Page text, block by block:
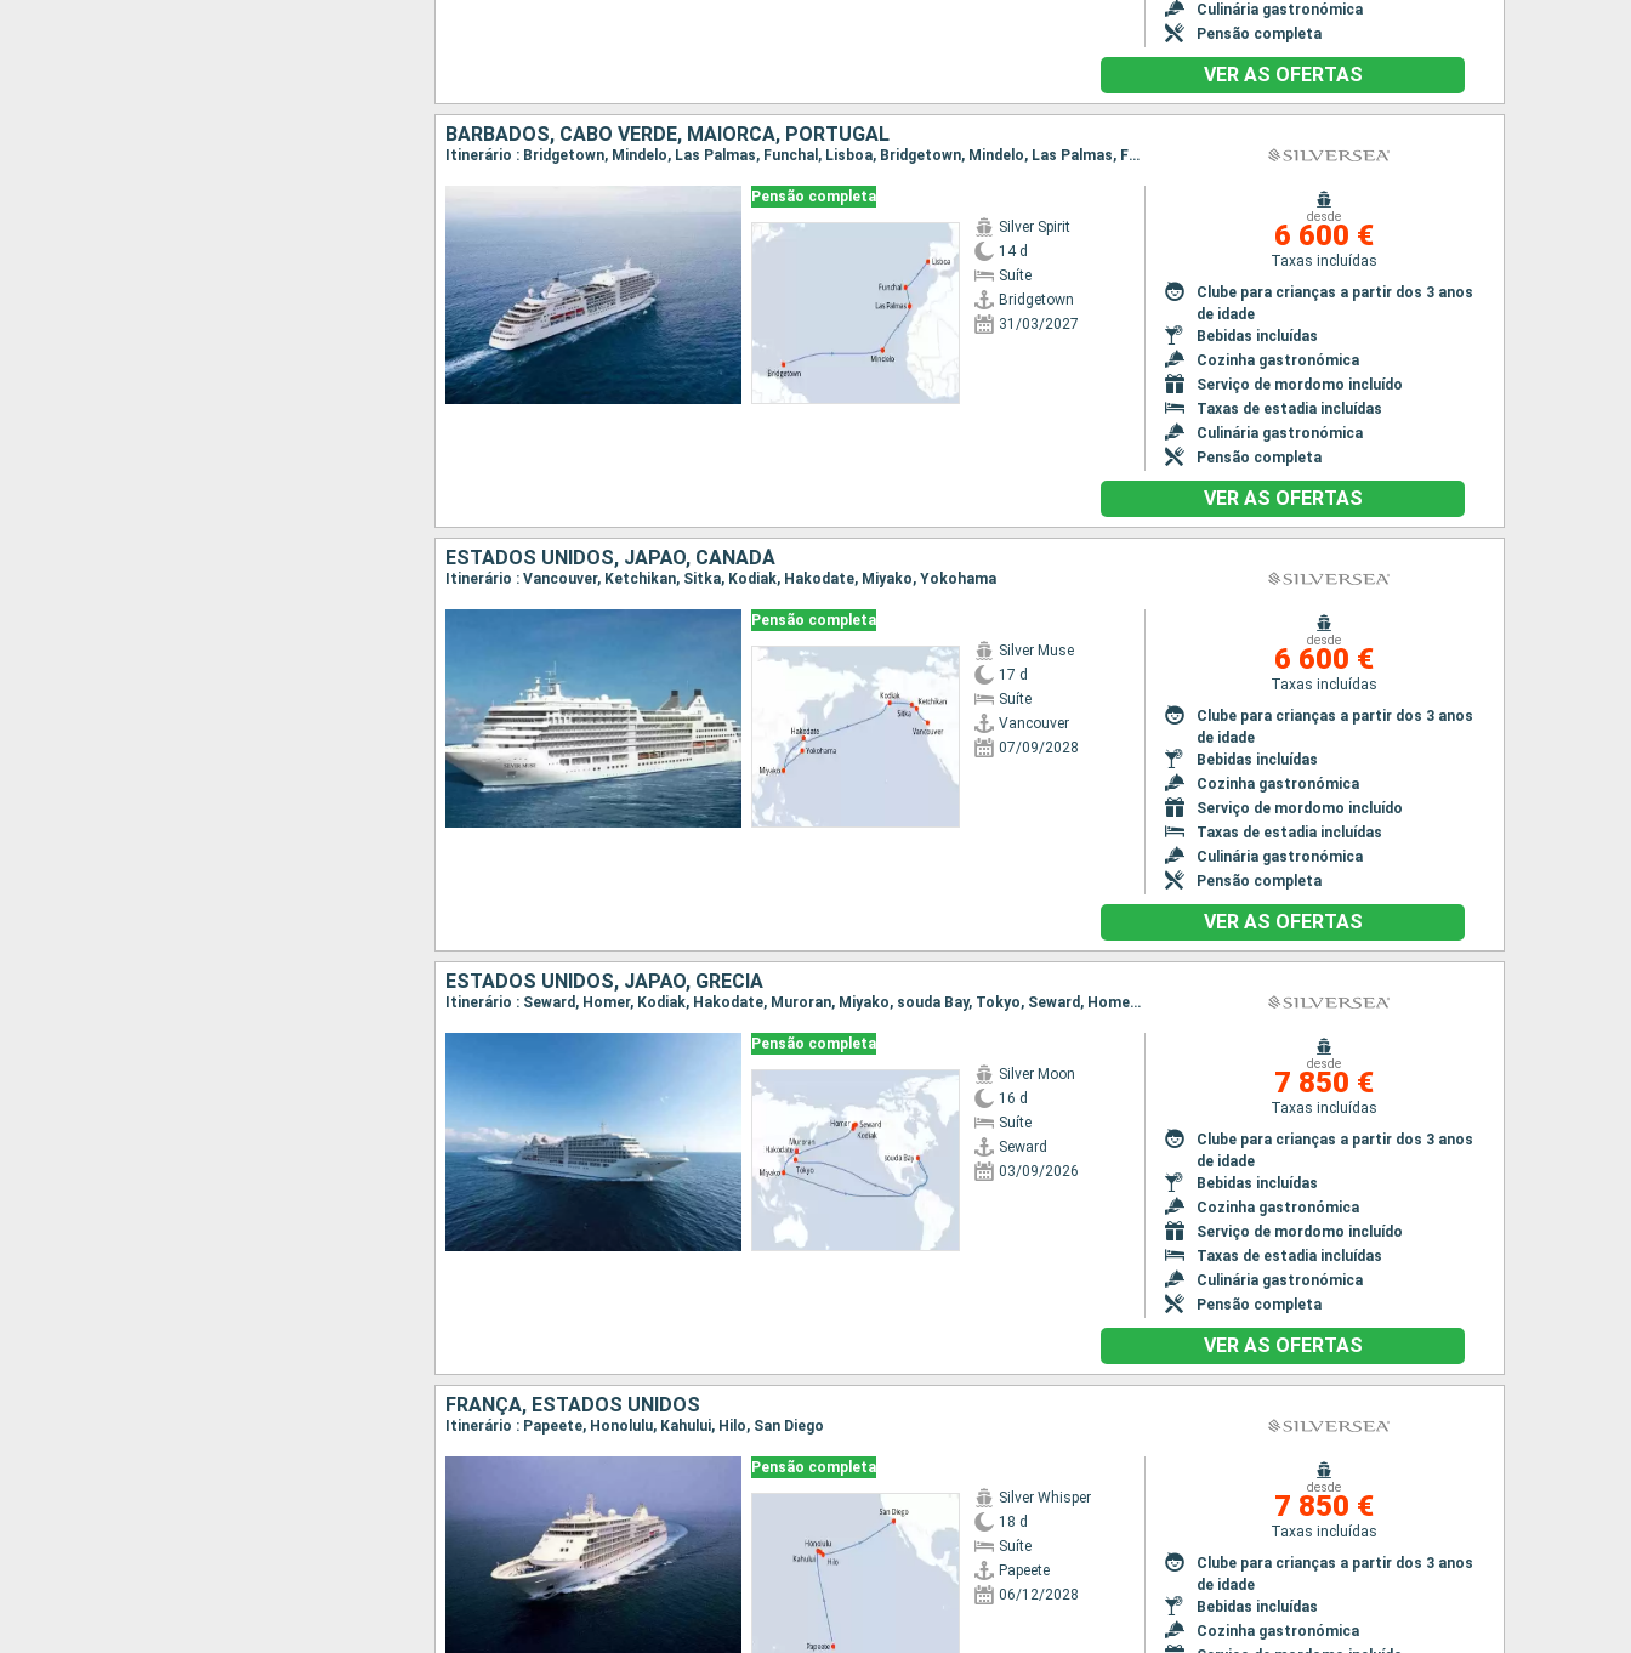
Culinária gastronómica
Pensão completa
VER AS OFERTAS
BARBADOS, CABO VERDE, MAIORCA, PORTUGAL
Itinerário : Bridgetown, Mindelo, Las Palmas, Funchal, Lisboa, Bridgetown, Mindelo, Las Palmas, Funchal, Lisboa
Pensão completa
Silver Spirit
14 d
Suíte
Bridgetown
31/03/2027
desde
6 600 €
Taxas incluídas
Clube para crianças a partir dos 3 anos
de idade
Bebidas incluídas
Cozinha gastronómica
Serviço de mordomo incluído
Taxas de estadia incluídas
Culinária gastronómica
Pensão completa
VER AS OFERTAS
ESTADOS UNIDOS, JAPÃO, CANADÁ
Itinerário : Vancouver, Ketchikan, Sitka, Kodiak, Hakodate, Miyako, Yokohama
Pensão completa
Silver Muse
17 d
Suíte
Vancouver
07/09/2028
desde
6 600 €
Taxas incluídas
Clube para crianças a partir dos 3 anos
de idade
Bebidas incluídas
Cozinha gastronómica
Serviço de mordomo incluído
Taxas de estadia incluídas
Culinária gastronómica
Pensão completa
VER AS OFERTAS
ESTADOS UNIDOS, JAPÃO, GRÉCIA
Itinerário : Seward, Homer, Kodiak, Hakodate, Muroran, Miyako, souda Bay, Tokyo, Seward, Homer, Kodiak, Hakodate, Muroran, Miyako, souda Bay, Tokyo
Pensão completa
Silver Moon
16 d
Suíte
Seward
03/09/2026
desde
7 850 €
Taxas incluídas
Clube para crianças a partir dos 3 anos
de idade
Bebidas incluídas
Cozinha gastronómica
Serviço de mordomo incluído
Taxas de estadia incluídas
Culinária gastronómica
Pensão completa
VER AS OFERTAS
FRANÇA, ESTADOS UNIDOS
Itinerário : Papeete, Honolulu, Kahului, Hilo, San Diego
Pensão completa
Silver Whisper
18 d
Suíte
Papeete
06/12/2028
desde
7 850 €
Taxas incluídas
Clube para crianças a partir dos 3 anos
de idade
Bebidas incluídas
Cozinha gastronómica